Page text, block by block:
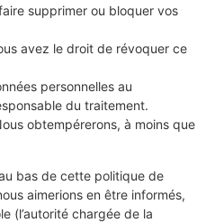
supprimer ou bloquer vos
avez le droit de révoquer ce
personnelles au
du traitement.
obtempérerons, à moins que
bas de cette politique de
aimerions en être informés,
(l’autorité chargée de la